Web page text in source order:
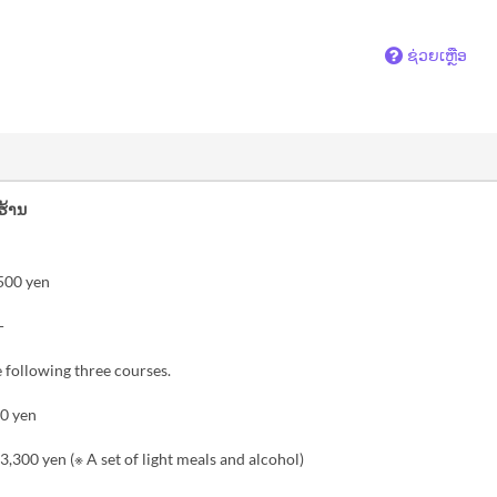
ຊ່ວຍເຫຼືອ
ານ
yen
following three courses.
yen
yen (※ A set of light meals and alcohol)